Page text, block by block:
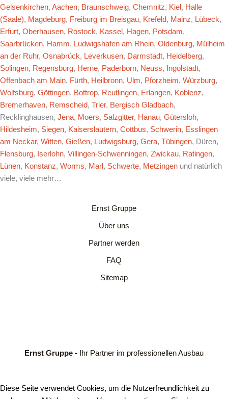
Gelsenkirchen, Aachen, Braunschweig, Chemnitz, Kiel , Halle
(Saale), Magdeburg, Freiburg im Breisgau, Krefeld, Mainz, Lübeck,
Erfurt, Oberhausen, Rostock, Kassel , Hagen, Potsdam,
Saarbrücken, Hamm, Ludwigshafen am Rhein, Oldenburg, Mülheim
an der Ruhr, Osnabrück, Leverkusen, Darmstadt, Heidelberg,
Solingen, Regensburg, Herne, Paderborn, Neuss, Ingolstadt,
Offenbach am Main, Fürth, Heilbronn, Ulm, Pforzheim, Würzburg,
Wolfsburg, Göttingen, Bottrop, Reutlingen, Erlangen, Koblenz,
Bremerhaven, Remscheid, Trier, Bergisch Gladbach,
Recklinghausen, Jena, Moers, Salzgitter, Hanau, Gütersloh,
Hildesheim, Siegen, Kaiserslautern, Cottbus, Schwerin, Esslingen
am Neckar, Witten, Gießen, Ludwigsburg, Gera, Tübingen, Düren,
Flensburg, Iserlohn, Villingen-Schwenningen, Zwickau, Ratingen,
Lünen, Konstanz, Worms, Marl , Schwerte, Metzingen und natürlich
viele, viele mehr…
Ernst Gruppe
Über uns
Partner werden
FAQ
Sitemap
Ernst Gruppe - Ihr Partner im professionellen Ausbau
Diese Seite verwendet Cookies, um die Nutzerfreundlichkeit zu